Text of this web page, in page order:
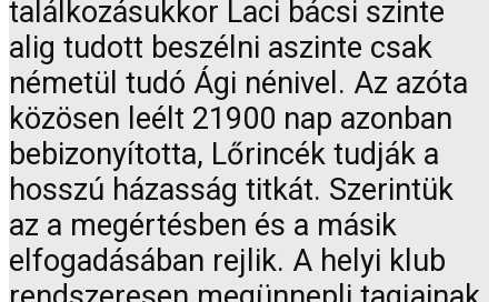
találkozásukkor Laci bácsi szinte
alig tudott beszélni aszinte csak
németül tudó Ági nénivel. Az azóta
közösen leélt 21900 nap azonban
bebizonyította, Lőrincék tudják a
hosszú házasság titkát. Szerintük
az a megértésben és a másik
elfogadásában rejlik. A helyi klub